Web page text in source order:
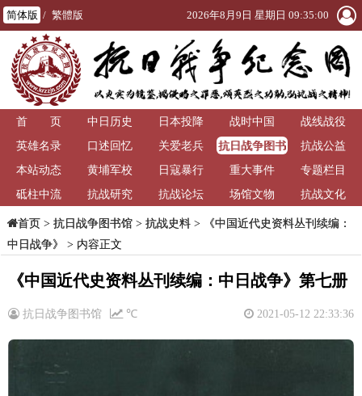
简体版 / 繁體版 2026年8月9日 星期日 09:35:01
首 页 中日历史 日本投降 战时中国
战线战役
英雄名录
口述回忆 关爱老兵
抗日战争图书
馆
抗战公益
本站动态
黄埔军校 日寇暴行 重大事件
专题栏目
砥柱中流
抗战研究 抗战论坛 场馆文物 抗战文化
首页> 抗日战争图书馆> 抗战史料>
《中国近代史资料丛刊续编：
中日战争》
> 内容正文
《中国近代史资料丛刊续编：中日战争》第七册
抗日战争图书馆 2021-05-12 22:33:36
℃